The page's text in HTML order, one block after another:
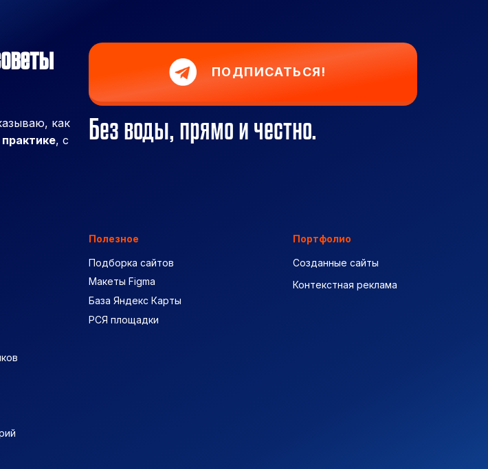
как
практике, с
ПОДПИСАТЬСЯ!
Без воды, прямо и честно.
Полезное
Подборка сайтов
Макеты Figma
База Яндекс Карты
РСЯ площадки
Портфолио
Созданные сайты
Контекстная реклама